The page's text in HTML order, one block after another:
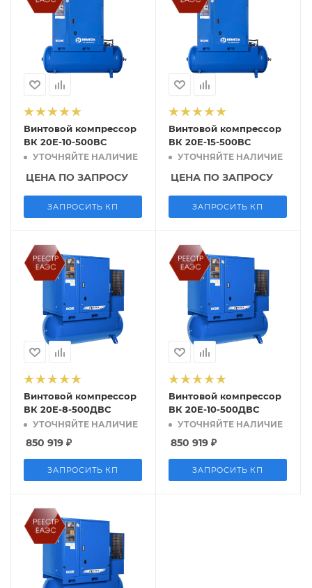
Винтовой компрессор
ВК 20Е-10-500ВС
УТОЧНЯЙТЕ НАЛИЧИЕ
ЦЕНА ПО ЗАПРОСУ
ЗАПРОСИТЬ КП
Винтовой компрессор
ВК 20Е-15-500ВС
УТОЧНЯЙТЕ НАЛИЧИЕ
ЦЕНА ПО ЗАПРОСУ
ЗАПРОСИТЬ КП
Винтовой компрессор
ВК 20Е-8-500ДВС
УТОЧНЯЙТЕ НАЛИЧИЕ
850 919 ₽
ЗАПРОСИТЬ КП
Винтовой компрессор
ВК 20Е-10-500ДВС
УТОЧНЯЙТЕ НАЛИЧИЕ
850 919 ₽
ЗАПРОСИТЬ КП